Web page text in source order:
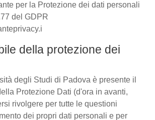
per la Protezione dei dati personali
del GDPR
della protezione dei
degli Studi di Padova è presente il
Protezione Dati (d'ora in avanti,
rivolgere per tutte le questioni
dei propri dati personali e per